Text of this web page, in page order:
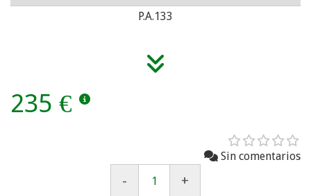
P.A.133
235 €
Sin comentarios
- +